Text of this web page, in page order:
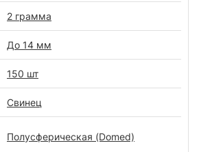
2 грамма
До 14 мм
150 шт
Свинец
Полусферическая (Domed)